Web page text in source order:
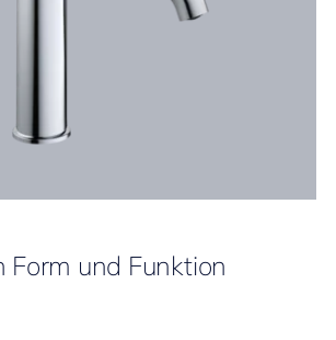
Form und Funktion